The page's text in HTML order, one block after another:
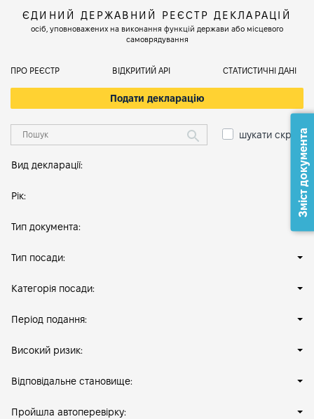
ЄДИНИЙ ДЕРЖАВНИЙ РЕЄСТР ДЕКЛАРАЦІЙ
осіб, уповноважених на виконання функцій держави або місцевого
самоврядування
ПРО РЕЄСТР ВІДКРИТИЙ АРІ СТАТИСТИЧНІ ДАНІ
Подати декларацію
шукати скрізь
Вид декларації:
Рік:
Тип документа:
Тип посади:
Категорія посади:
Період подання:
Високий ризик:
Відповідальне становище:
Пройшла автоперевірку:
Зміст документа